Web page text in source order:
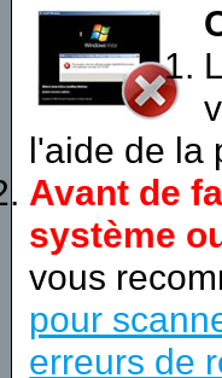
l'aide de la
Avant de
système
vous
pour
erreurs de